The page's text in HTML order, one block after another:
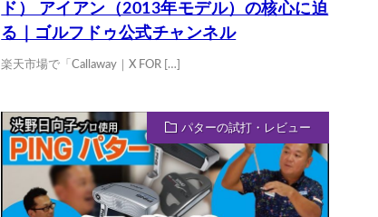
ド） アイアン（2013年モデル）の核心に迫
る｜ゴルフドゥ公式チャンネル
楽天市場で「Callaway｜X FOR […]
パターの試打・レビュー